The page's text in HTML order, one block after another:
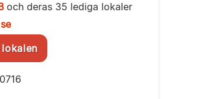
och deras 35 lediga lokaler